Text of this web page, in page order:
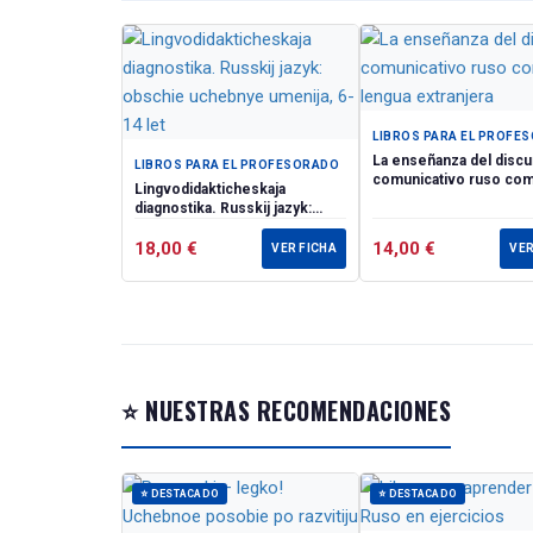
современное
организации
старших
всем, кто
We learn to
The book is
language. It
presents ideas
foreign students.
LIBROS PARA EL PROFESORADO
Lingvodidakticheskaja
diagnostika. Russkij jazyk:
obschie uchebnye umenija, 6-
14 let
18,00 € VER FICHA
LIBROS PARA EL
La enseñanza del
comunicativo ruso
14,00 €
⭐ NUESTRAS RECOMENDACIONES
⭐ DESTACADO ⭐ DESTACADO